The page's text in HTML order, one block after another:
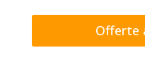
Offerte